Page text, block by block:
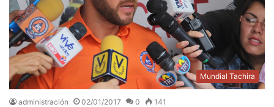
Mundial Tachira
administración 02/01/2017 0 141